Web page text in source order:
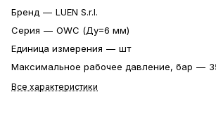
Бренд — LUEN S.r.l.
Серия — OWC (Ду=6 мм)
Единица измерения — шт
Максимальное рабочее давление, бар —
Все характеристики